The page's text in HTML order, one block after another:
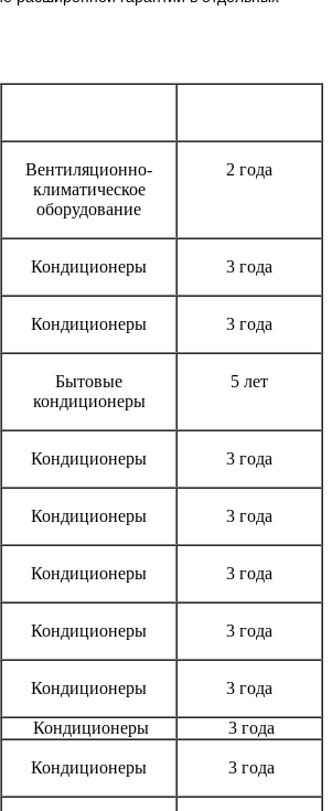
Вентиляционно-
климатическое
оборудование
2 года
Кондиционеры 3 года
Кондиционеры 3 года
Бытовые
кондиционеры
5 лет
Кондиционеры 3 года
Кондиционеры 3 года
Кондиционеры 3 года
Кондиционеры 3 года
Кондиционеры 3 года
Кондиционеры 3 года
Кондиционеры 3 года